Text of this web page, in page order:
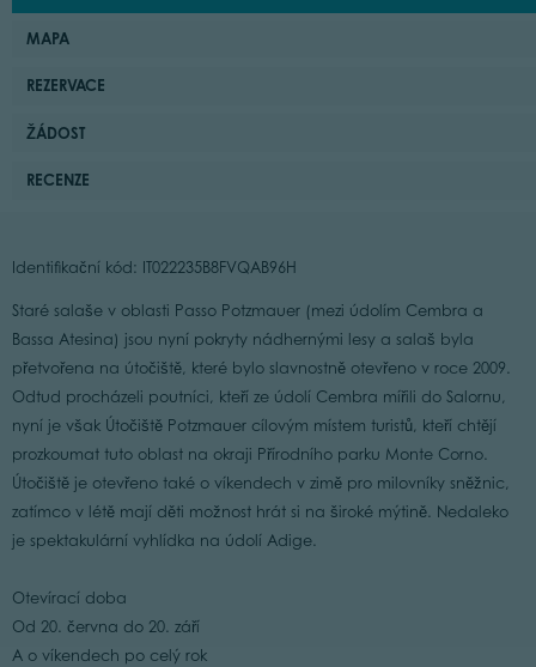
MAPA
REZERVACE
ŽÁDOST
RECENZE
Identifikační kód: IT022235B8FVQAB96H
Staré salaše v oblasti Passo Potzmauer (mezi údolím Cembra a
Bassa Atesina) jsou nyní pokryty nádhernými lesy a salaš byla
přetvořena na útočiště, které bylo slavnostně otevřeno v roce 2009.
Odtud procházeli poutníci, kteří ze údolí Cembra mířili do Salornu,
nyní je však Útočiště Potzmauer cílovým místem turistů, kteří chtějí
prozkoumat tuto oblast na okraji Přírodního parku Monte Corno.
Útočiště je otevřeno také o víkendech v zimě pro milovníky sněžnic,
zatímco v létě mají děti možnost hrát si na široké mýtině. Nedaleko
je spektakulární vyhlídka na údolí Adige.
Otevírací doba
Od 20. června do 20. září
A o víkendech po celý rok